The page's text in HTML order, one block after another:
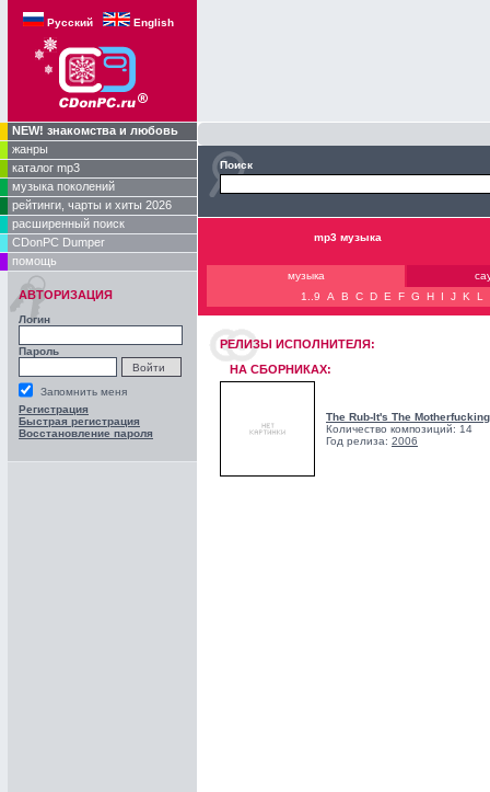
Русский English
NEW! знакомства и любовь
жанры
каталог mp3
музыка поколений
рейтинги, чарты и хиты 2026
расширенный поиск
CDonPC Dumper
помощь
АВТОРИЗАЦИЯ
Логин
Пароль
Запомнить меня
Регистрация
Быстрая регистрация
Восстановление пароля
Поиск
mp3 музыка
музыка
1..9
A B C D E F G H I J K L
РЕЛИЗЫ ИCПОЛНИТЕЛЯ:
НА СБОРНИКАХ:
The Rub-It's The
Количество композиций: 14
Год релиза: 2006